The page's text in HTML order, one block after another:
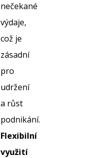
nečekané
výdaje,
což je
zásadní
pro
udržení
a růst
podnikání.
Flexibilní
využití